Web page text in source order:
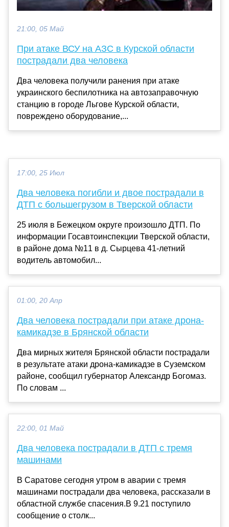
21:00, 05 Май
При атаке ВСУ на АЗС в Курской области
пострадали два человека
Два человека получили ранения при атаке
украинского беспилотника на автозаправочную
станцию в городе Льгове Курской области,
повреждено оборудование,...
17:00, 25 Июл
Два человека погибли и двое пострадали в
ДТП с большегрузом в Тверской области
25 июля в Бежецком округе произошло ДТП. По
информации Госавтоинспекции Тверской области,
в районе дома №11 в д. Сырцева 41-летний
водитель автомобил...
01:00, 20 Апр
Два человека пострадали при атаке дрона-
камикадзе в Брянской области
Два мирных жителя Брянской области пострадали
в результате атаки дрона-камикадзе в Суземском
районе, сообщил губернатор Александр Богомаз.
По словам ...
22:00, 01 Май
Два человека пострадали в ДТП с тремя
машинами
В Саратове сегодня утром в аварии с тремя
машинами пострадали два человека, рассказали в
областной службе спасения.В 9.21 поступило
сообщение о столк...